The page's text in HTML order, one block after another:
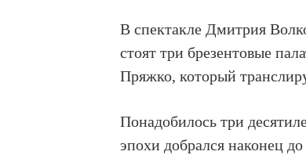
В спектакле Дмитрия
стоят три брезентовые
Пряжко, который
Понадобилось три
эпохи добрался наконец